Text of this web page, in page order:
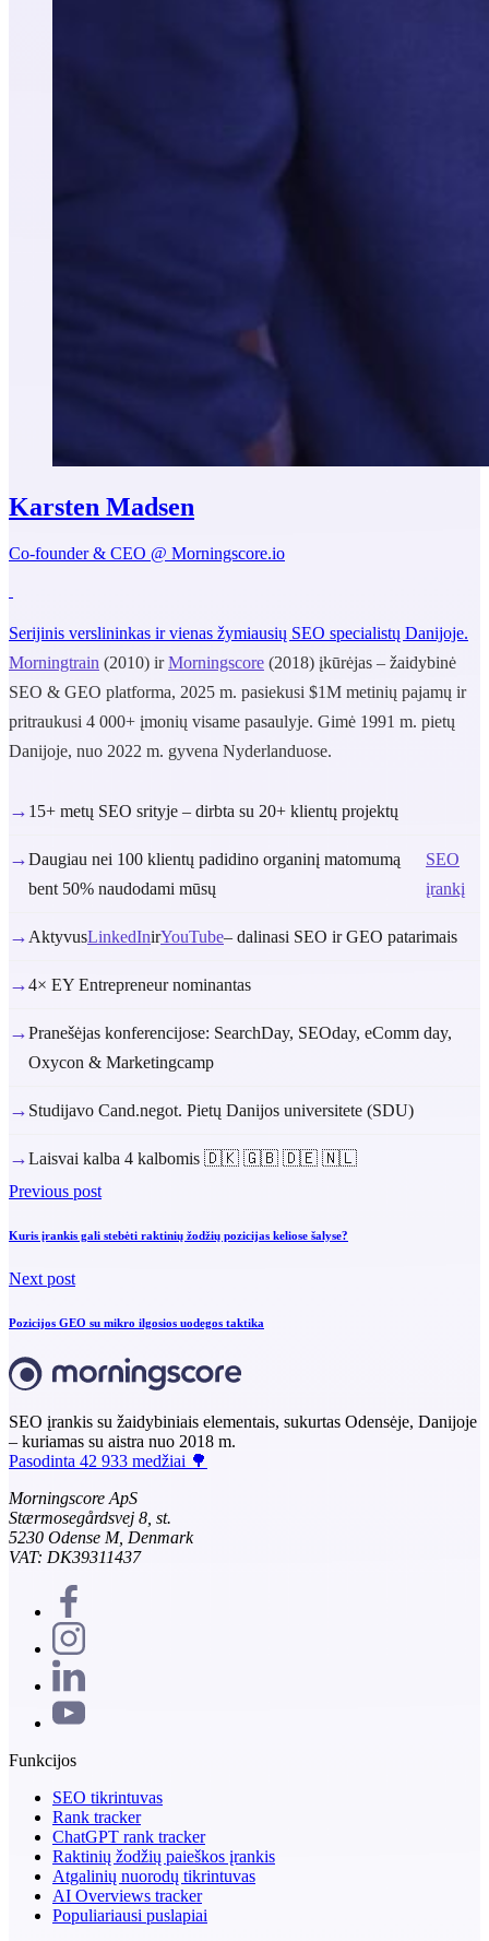
Karsten Madsen
Co-founder & CEO @ Morningscore.io
Serijinis verslininkas ir vienas žymiausių SEO specialistų Danijoje.
Morningtrain (2010) irMorningscore (2018) įkūrėjas – žaidybinė
SEO & GEO platforma, 2025 m. pasiekusi $1M metinių pajamų ir
pritraukusi 4 000+ įmonių visame pasaulyje. Gimė 1991 m. pietų
Danijoje, nuo 2022 m. gyvena Nyderlanduose.
→ 15+ metų SEO srityje – dirbta su 20+ klientų projektų
→Daugiau nei 100 klientų padidino organinį matomumą
bent 50% naudodami mūsų
SEO
įrankį
→ AktyvusLinkedInirYouTube– dalinasi SEO ir GEO patarimais
→4× EY Entrepreneur nominantas
→Pranešėjas konferencijose: SearchDay, SEOday, eComm day,
Oxycon & Marketingcamp
→ Studijavo Cand.negot. Pietų Danijos universitete (SDU)
→Laisvai kalba 4 kalbomis 🇩🇰 🇬🇧 🇩🇪 🇳🇱
Previous post
Kuris įrankis gali stebėti raktinių žodžių pozicijas keliose šalyse?
Next post
Pozicijos GEO su mikro ilgosios uodegos taktika
SEO įrankis su žaidybiniais elementais, sukurtas Odensėje, Danijoje
– kuriamas su aistra nuo 2018 m.
Pasodinta 42 933 medžiai 🌳
Morningscore ApS
Stærmosegårdsvej 8, st.
5230 Odense M, Denmark
VAT: DK39311437
Funkcijos
SEO tikrintuvas
Rank tracker
ChatGPT rank tracker
Raktinių žodžių paieškos įrankis
Atgalinių nuorodų tikrintuvas
AI Overviews tracker
Populiariausi puslapiai